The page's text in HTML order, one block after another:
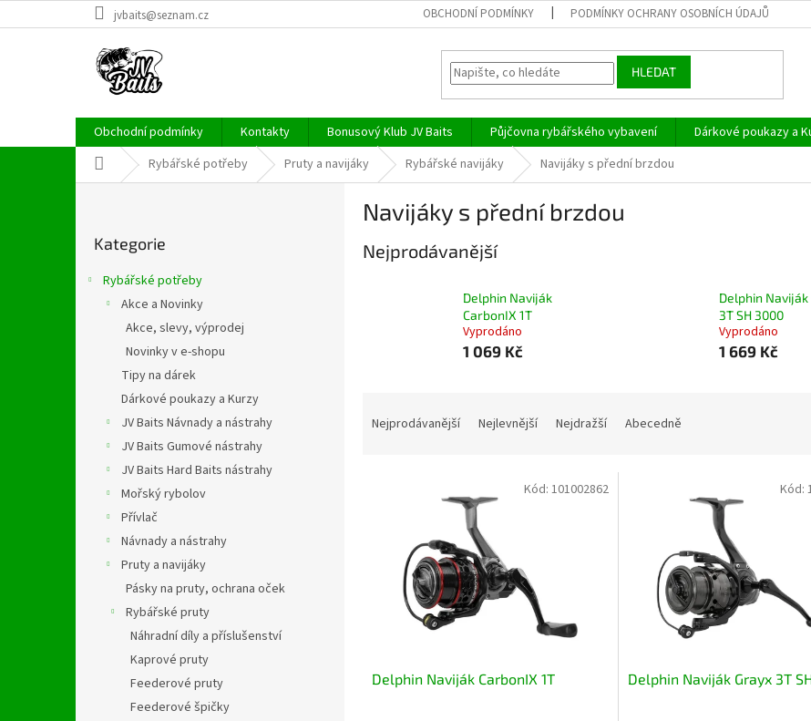
na
jvbaits@seznam.cz OBCHODNÍ PODMÍNKY PODMÍNKY OCHRANY OSOBNÍCH ÚDAJŮ
HLEDAT
Obchodní podmínky Kontakty Bonusový Klub JV Baits Půjčovna rybářského vybavení Dárkové poukazy a
Domů Rybářské potřeby Pruty a navijáky Rybářské navijáky Navijáky s přední brzdou
kategorie
Kategorie
Rybářské potřeby
Akce a Novinky
Akce, slevy, výprodej
Novinky v e-shopu
Tipy na dárek
Dárkové poukazy a Kurzy
JV Baits Návnady a nástrahy
JV Baits Gumové nástrahy
JV Baits Hard Baits nástrahy
Mořský rybolov
Přívlač
Návnady a nástrahy
Pruty a navijáky
Pásky na pruty, ochrana oček
Rybářské pruty
Náhradní díly a příslušenství
Kaprové pruty
Feederové pruty
Feederové špičky
Navijáky s přední brzdou
Nejprodávanější
Delphin Naviják
CarbonIX 1T
Vyprodáno
1 069 Kč
Delphin Naviják
3T SH 3000
Vyprodáno
1 669 Kč
Nejprodávanější Nejlevnější Nejdražší Abecedně
Delphin Naviják CarbonIX 1T
Kód: 101002862
Delphin Naviják Grayx 3T
Kód: